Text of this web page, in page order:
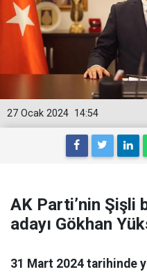
14:54
27 Ocak 2024
AK Parti’nin Şişli
adayı Gökhan
31 Mart 2024 tarihinde